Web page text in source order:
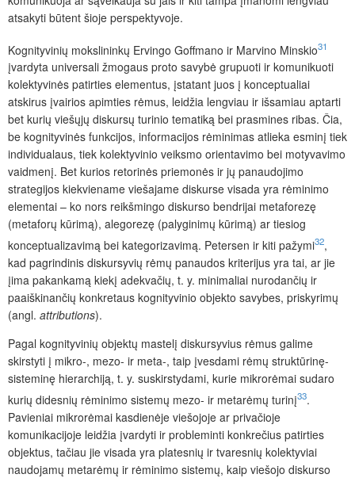
atsakyti būtent šioje perspektyvoje.
Kognityvinių mokslininkų Ervingo Goffmano ir Marvino Minskio31
įvardyta universali žmogaus proto savybė grupuoti ir komunikuoti
kolektyvinės patirties elementus, įstatant juos į konceptualiai
atskirus įvairios apimties rėmus, leidžia lengviau ir išsamiau aptarti
bet kurių viešųjų diskursų turinio tematiką bei prasmines ribas. Čia,
be kognityvinės funkcijos, informacijos rėminimas atlieka esminį tiek
individualaus, tiek kolektyvinio veiksmo orientavimo bei motyvavimo
vaidmenį. Bet kurios retorinės priemonės ir jų panaudojimo
strategijos kiekviename viešajame diskurse visada yra rėminimo
elementai – ko nors reikšmingo diskurso bendrijai metaforezę
(metaforų kūrimą), alegorezę (palyginimų kūrimą) ar tiesiog
konceptualizavimą bei kategorizavimą. Petersen ir kiti pažymi32,
kad pagrindinis diskursyvių rėmų panaudos kriterijus yra tai, ar jie
įima pakankamą kiekį adekvačių, t. y. minimaliai nurodančių ir
paaiškinančių konkretaus kognityvinio objekto savybes, priskyrimų
(angl. attributions).
Pagal kognityvinių objektų mastelį diskursyvius rėmus galime
skirstyti į mikro-, mezo- ir meta-, taip įvesdami rėmų struktūrinę-
sisteminę hierarchiją, t. y. suskirstydami, kurie mikrorėmai sudaro
kurių didesnių rėminimo sistemų mezo- ir metarėmų turinį33.
Pavieniai mikrorėmai kasdienėje viešojoje ar privačioje
komunikacijoje leidžia įvardyti ir probleminti konkrečius patirties
objektus, tačiau jie visada yra platesnių ir tvaresnių kolektyviai
naudojamų metarėmų ir rėminimo sistemų, kaip viešojo diskurso